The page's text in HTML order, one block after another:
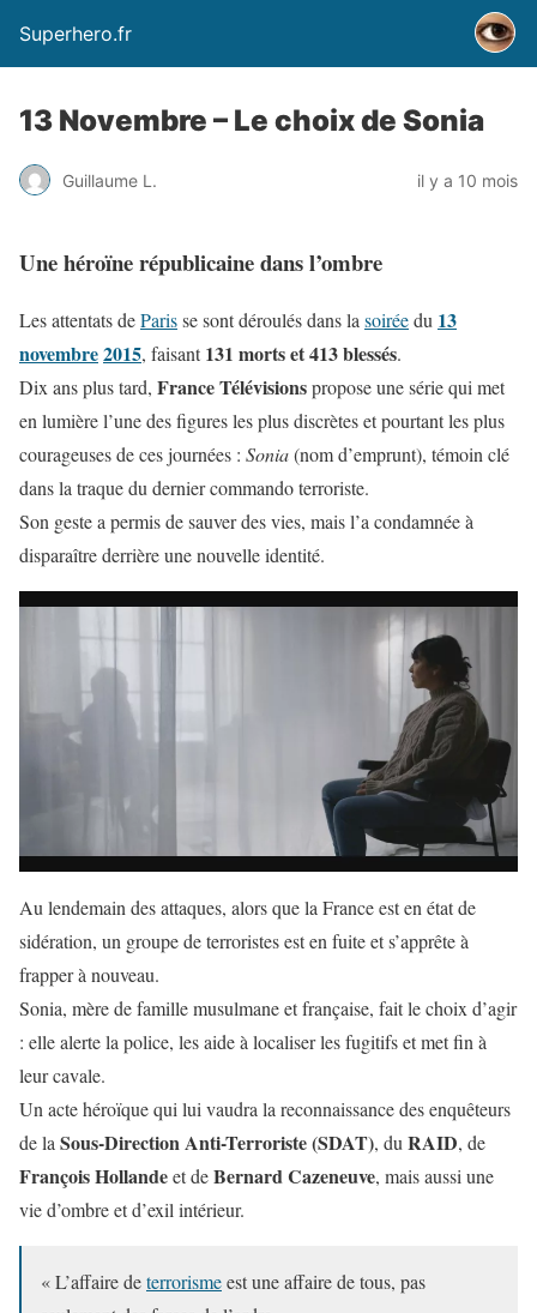
Superhero.fr
13 Novembre – Le choix de Sonia
Guillaume L. il y a 10 mois
Une héroïne républicaine dans l’ombre
Les attentats deParisse sont déroulés dans lasoiréedu 13
novembre2015, faisant131 morts et 413 blessés.
Dix ans plus tard, France Télévisionspropose une série qui met
en lumière l’une des figures les plus discrètes et pourtant les plus
courageuses de ces journées : Sonia(nom d’emprunt), témoin clé
dans la traque du dernier commando terroriste.
Son geste a permis de sauver des vies, mais l’a condamnée à
disparaître derrière une nouvelle identité.
Au lendemain des attaques, alors que la France est en état de
sidération, un groupe de terroristes est en fuite et s’apprête à
frapper à nouveau.
Sonia, mère de famille musulmane et française, fait le choix d’agir
: elle alerte la police, les aide à localiser les fugitifs et met fin à
leur cavale.
Un acte héroïque qui lui vaudra la reconnaissance des enquêteurs
de laSous-Direction Anti-Terroriste (SDAT), duRAID, de
François Hollandeet deBernard Cazeneuve, mais aussi une
vie d’ombre et d’exil intérieur.
« L’affaire deterrorismeest une affaire de tous, pas